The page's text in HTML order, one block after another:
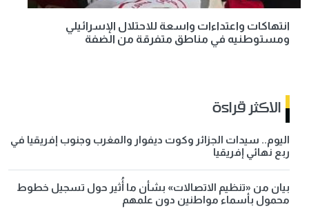
انتهاكات واعتداءات واسعة للاحتلال الإسرائيلي
ومستوطنيه في مناطق متفرقة من الضفة
الاكثر قراءة
اليوم.. سيدات الجزائر وكوت ديفوار والمغرب وجنوب إفريقيا في
ربع نهائي إفريقيا
بيان من «تنظيم الاتصالات» بشأن ما أُثير حول تسجيل خطوط
محمول بأسماء مواطنين دون علمهم